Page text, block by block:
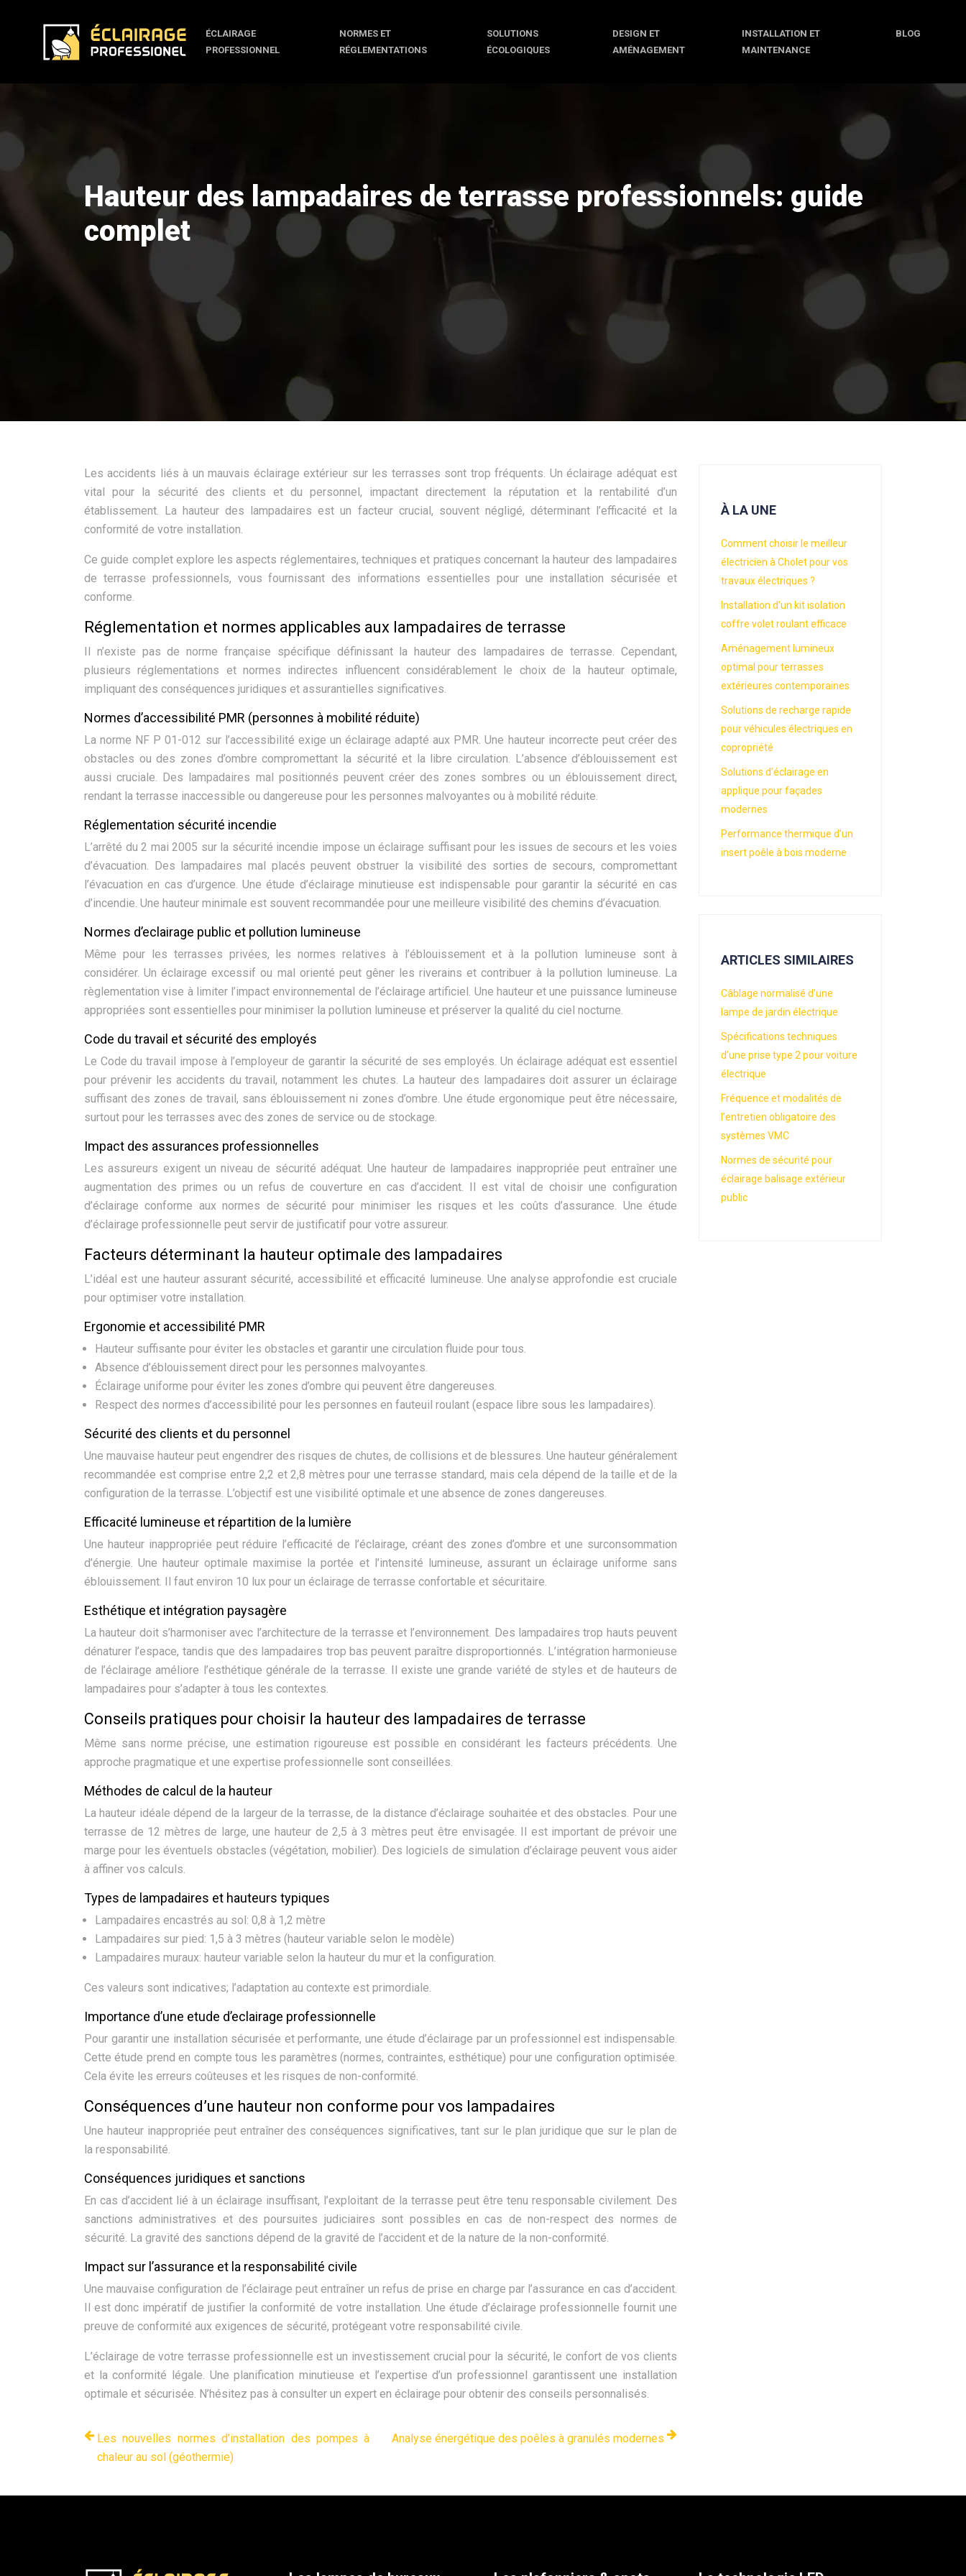
ÉCLAIRAGE
PROFESSIONNEL
NORMES ET
RÉGLEMENTATIONS
SOLUTIONS
ÉCOLOGIQUES
DESIGN ET
AMÉNAGEMENT
INSTALLATION ET
MAINTENANCE
BLOG
Hauteur des lampadaires de terrasse professionnels: guide
complet
Les accidents liés à un mauvais éclairage extérieur sur les terrasses sont trop fréquents. Un éclairage adéquat est
vital pour la sécurité des clients et du personnel, impactant directement la réputation et la rentabilité d’un
établissement. La hauteur des lampadaires est un facteur crucial, souvent négligé, déterminant l’efficacité et la
conformité de votre installation.
Ce guide complet explore les aspects réglementaires, techniques et pratiques concernant la hauteur des lampadaires
de terrasse professionnels, vous fournissant des informations essentielles pour une installation sécurisée et
conforme.
Réglementation et normes applicables aux lampadaires de terrasse
Il n’existe pas de norme française spécifique définissant la hauteur des lampadaires de terrasse. Cependant,
plusieurs réglementations et normes indirectes influencent considérablement le choix de la hauteur optimale,
impliquant des conséquences juridiques et assurantielles significatives.
Normes d’accessibilité PMR (personnes à mobilité réduite)
La norme NF P 01-012 sur l’accessibilité exige un éclairage adapté aux PMR. Une hauteur incorrecte peut créer des
obstacles ou des zones d’ombre compromettant la sécurité et la libre circulation. L’absence d’éblouissement est
aussi cruciale. Des lampadaires mal positionnés peuvent créer des zones sombres ou un éblouissement direct,
rendant la terrasse inaccessible ou dangereuse pour les personnes malvoyantes ou à mobilité réduite.
Réglementation sécurité incendie
L’arrêté du 2 mai 2005 sur la sécurité incendie impose un éclairage suffisant pour les issues de secours et les voies
d’évacuation. Des lampadaires mal placés peuvent obstruer la visibilité des sorties de secours, compromettant
l’évacuation en cas d’urgence. Une étude d’éclairage minutieuse est indispensable pour garantir la sécurité en cas
d’incendie. Une hauteur minimale est souvent recommandée pour une meilleure visibilité des chemins d’évacuation.
Normes d’eclairage public et pollution lumineuse
Même pour les terrasses privées, les normes relatives à l’éblouissement et à la pollution lumineuse sont à
considérer. Un éclairage excessif ou mal orienté peut gêner les riverains et contribuer à la pollution lumineuse. La
règlementation vise à limiter l’impact environnemental de l’éclairage artificiel. Une hauteur et une puissance lumineuse
appropriées sont essentielles pour minimiser la pollution lumineuse et préserver la qualité du ciel nocturne.
Code du travail et sécurité des employés
Le Code du travail impose à l’employeur de garantir la sécurité de ses employés. Un éclairage adéquat est essentiel
pour prévenir les accidents du travail, notamment les chutes. La hauteur des lampadaires doit assurer un éclairage
suffisant des zones de travail, sans éblouissement ni zones d’ombre. Une étude ergonomique peut être nécessaire,
surtout pour les terrasses avec des zones de service ou de stockage.
Impact des assurances professionnelles
Les assureurs exigent un niveau de sécurité adéquat. Une hauteur de lampadaires inappropriée peut entraîner une
augmentation des primes ou un refus de couverture en cas d’accident. Il est vital de choisir une configuration
d’éclairage conforme aux normes de sécurité pour minimiser les risques et les coûts d’assurance. Une étude
d’éclairage professionnelle peut servir de justificatif pour votre assureur.
Facteurs déterminant la hauteur optimale des lampadaires
L’idéal est une hauteur assurant sécurité, accessibilité et efficacité lumineuse. Une analyse approfondie est cruciale
pour optimiser votre installation.
Ergonomie et accessibilité PMR
Hauteur suffisante pour éviter les obstacles et garantir une circulation fluide pour tous.
Absence d’éblouissement direct pour les personnes malvoyantes.
Éclairage uniforme pour éviter les zones d’ombre qui peuvent être dangereuses.
Respect des normes d’accessibilité pour les personnes en fauteuil roulant (espace libre sous les lampadaires).
Sécurité des clients et du personnel
Une mauvaise hauteur peut engendrer des risques de chutes, de collisions et de blessures. Une hauteur généralement
recommandée est comprise entre 2,2 et 2,8 mètres pour une terrasse standard, mais cela dépend de la taille et de la
configuration de la terrasse. L’objectif est une visibilité optimale et une absence de zones dangereuses.
Efficacité lumineuse et répartition de la lumière
Une hauteur inappropriée peut réduire l’efficacité de l’éclairage, créant des zones d’ombre et une surconsommation
d’énergie. Une hauteur optimale maximise la portée et l’intensité lumineuse, assurant un éclairage uniforme sans
éblouissement. Il faut environ 10 lux pour un éclairage de terrasse confortable et sécuritaire.
Esthétique et intégration paysagère
La hauteur doit s’harmoniser avec l’architecture de la terrasse et l’environnement. Des lampadaires trop hauts peuvent
dénaturer l’espace, tandis que des lampadaires trop bas peuvent paraître disproportionnés. L’intégration harmonieuse
de l’éclairage améliore l’esthétique générale de la terrasse. Il existe une grande variété de styles et de hauteurs de
lampadaires pour s’adapter à tous les contextes.
Conseils pratiques pour choisir la hauteur des lampadaires de terrasse
Même sans norme précise, une estimation rigoureuse est possible en considérant les facteurs précédents. Une
approche pragmatique et une expertise professionnelle sont conseillées.
Méthodes de calcul de la hauteur
La hauteur idéale dépend de la largeur de la terrasse, de la distance d’éclairage souhaitée et des obstacles. Pour une
terrasse de 12 mètres de large, une hauteur de 2,5 à 3 mètres peut être envisagée. Il est important de prévoir une
marge pour les éventuels obstacles (végétation, mobilier). Des logiciels de simulation d’éclairage peuvent vous aider
à affiner vos calculs.
Types de lampadaires et hauteurs typiques
Lampadaires encastrés au sol: 0,8 à 1,2 mètre
Lampadaires sur pied: 1,5 à 3 mètres (hauteur variable selon le modèle)
Lampadaires muraux: hauteur variable selon la hauteur du mur et la configuration.
Ces valeurs sont indicatives; l’adaptation au contexte est primordiale.
Importance d’une etude d’eclairage professionnelle
Pour garantir une installation sécurisée et performante, une étude d’éclairage par un professionnel est indispensable.
Cette étude prend en compte tous les paramètres (normes, contraintes, esthétique) pour une configuration optimisée.
Cela évite les erreurs coûteuses et les risques de non-conformité.
Conséquences d’une hauteur non conforme pour vos lampadaires
Une hauteur inappropriée peut entraîner des conséquences significatives, tant sur le plan juridique que sur le plan de
la responsabilité.
Conséquences juridiques et sanctions
En cas d’accident lié à un éclairage insuffisant, l’exploitant de la terrasse peut être tenu responsable civilement. Des
sanctions administratives et des poursuites judiciaires sont possibles en cas de non-respect des normes de
sécurité. La gravité des sanctions dépend de la gravité de l’accident et de la nature de la non-conformité.
Impact sur l’assurance et la responsabilité civile
Une mauvaise configuration de l’éclairage peut entraîner un refus de prise en charge par l’assurance en cas d’accident.
Il est donc impératif de justifier la conformité de votre installation. Une étude d’éclairage professionnelle fournit une
preuve de conformité aux exigences de sécurité, protégeant votre responsabilité civile.
L’éclairage de votre terrasse professionnelle est un investissement crucial pour la sécurité, le confort de vos clients
et la conformité légale. Une planification minutieuse et l’expertise d’un professionnel garantissent une installation
optimale et sécurisée. N’hésitez pas à consulter un expert en éclairage pour obtenir des conseils personnalisés.
Les nouvelles normes d’installation des pompes à
chaleur au sol (géothermie)
Analyse énergétique des poêles à granulés modernes
À LA UNE
Comment choisir le meilleur
électricien à Cholet pour vos
travaux électriques ?
Installation d’un kit isolation
coffre volet roulant efficace
Aménagement lumineux
optimal pour terrasses
extérieures contemporaines
Solutions de recharge rapide
pour véhicules électriques en
copropriété
Solutions d’éclairage en
applique pour façades
modernes
Performance thermique d’un
insert poêle à bois moderne
ARTICLES SIMILAIRES
Câblage normalisé d’une
lampe de jardin électrique
Spécifications techniques
d’une prise type 2 pour voiture
électrique
Fréquence et modalités de
l’entretien obligatoire des
systèmes VMC
Normes de sécurité pour
éclairage balisage extérieur
public